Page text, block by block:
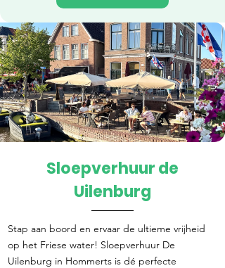
Direct reserveren
Sloepverhuur de
Uilenburg
Stap aan boord en ervaar de ultieme vrijheid
op het Friese water! Sloepverhuur De
Uilenburg in Hommerts is dé perfecte